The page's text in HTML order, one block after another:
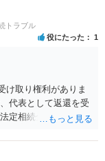
トラブル
役にたった 1
け取り権利がありま
代表として返還を受
定相続分に基づいて